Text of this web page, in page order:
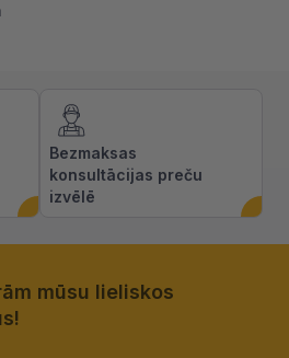
Bezmaksas
konsultācijas preču
izvēlē
mūsu lieliskos